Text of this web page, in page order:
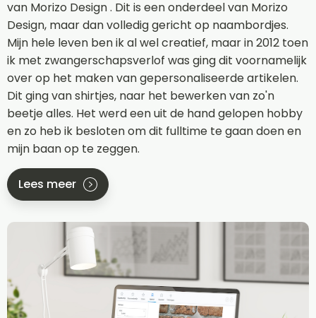
van Morizo Design . Dit is een onderdeel van Morizo
Design, maar dan volledig gericht op naambordjes.
Mijn hele leven ben ik al wel creatief, maar in 2012 toen
ik met zwangerschapsverlof was ging dit voornamelijk
over op het maken van gepersonaliseerde artikelen.
Dit ging van shirtjes, naar het bewerken van zo'n
beetje alles. Het werd een uit de hand gelopen hobby
en zo heb ik besloten om dit fulltime te gaan doen en
mijn baan op te zeggen.
Lees meer